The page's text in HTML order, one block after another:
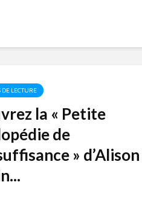
DE LECTURE
la « Petite
de
» d’Alison